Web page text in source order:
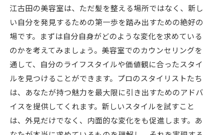
リフレッシュするための美容室活用法
特別な美容室体験があなたに提供するもの
美容室体験がもたらす自己肯定感
江古田の美容室で得られる新しい価値観
特別な体験が与えるポジティブな影響
美容室の体験で人生に活力を
心と体を満たす美容室体験
江古田の美容室から得る新たな自分
江古田の美容室は、ただ髪を整える場所ではなく、新し
い自分を発見するための第一歩を踏み出すための絶好の
場です。まずは自分自身がどのような変化を求めている
のかを考えてみましょう。美容室でのカウンセリングを
通して、自分のライフスタイルや価値観に合ったスタイ
ルを見つけることができます。プロのスタイリストたち
は、あなたが持つ魅力を最大限に引き出すためのアドバ
イスを提供してくれます。新しいスタイルを試すこと
は、外見だけでなく、内面的な変化をも促進します。あ